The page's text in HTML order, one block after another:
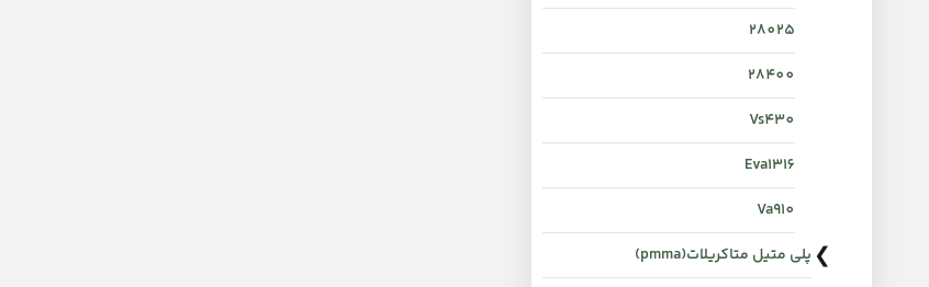
28025
28400
Vs430
Eva1316
Va910
پلی متیل متاکریلات(pmma)